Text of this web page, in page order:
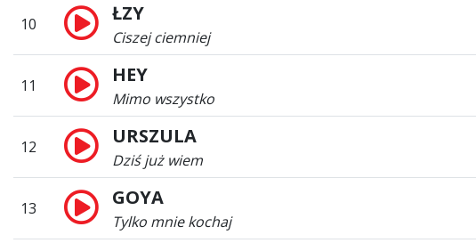
10 ŁZY
Ciszej ciemniej
11 HEY
Mimo wszystko
12 URSZULA
Dziś już wiem
13 GOYA
Tylko mnie kochaj